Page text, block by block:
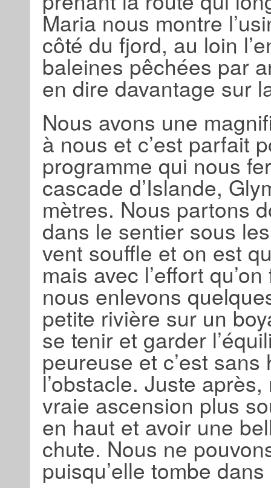
Maria nous montre
côté du fjord, au loin
baleines pêchées par
en dire davantage sur
Nous avons une
à nous et c’est parfait
programme qui nous
cascade d’Islande,
mètres. Nous partons
dans le sentier sous
vent souffle et on est
mais avec l’effort
nous enlevons
petite rivière sur un
se tenir et garder
peureuse et c’est
l’obstacle. Juste
vraie ascension plus
en haut et avoir une
chute. Nous ne
puisqu’elle tombe